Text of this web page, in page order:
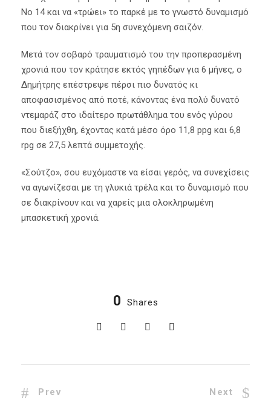
Νο 14 και να «τρώει» το παρκέ με το γνωστό δυναμισμό
που τον διακρίνει για 5η συνεχόμενη σαιζόν.
Μετά τον σοβαρό τραυματισμό του την προπερασμένη
χρονιά που τον κράτησε εκτός γηπέδων για 6 μήνες, ο
Δημήτρης επέστρεψε πέρσι πιο δυνατός κι
αποφασισμένος από ποτέ, κάνοντας ένα πολύ δυνατό
ντεμαράζ στο ιδαίτερο πρωτάθλημα του ενός γύρου
που διεξήχθη, έχοντας κατά μέσο όρο 11,8 ppg και 6,8
rpg σε 27,5 λεπτά συμμετοχής.
«Σούτζο», σου ευχόμαστε να είσαι γερός, να συνεχίσεις
να αγωνίζεσαι με τη γλυκιά τρέλα και το δυναμισμό που
σε διακρίνουν και να χαρείς μια ολοκληρωμένη
μπασκετική χρονιά.
0 Shares
Prev Next